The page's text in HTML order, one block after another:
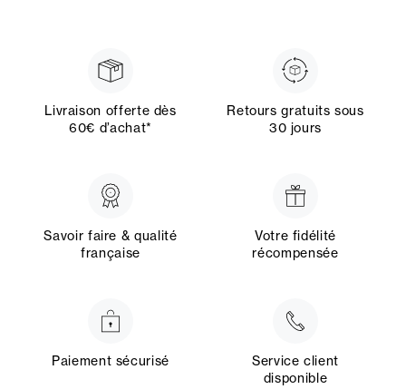
Livraison offerte dès
60€ d’achat*
Retours gratuits sous
30 jours
Savoir faire & qualité
française
Votre fidélité
récompensée
Paiement sécurisé
Service client
disponible